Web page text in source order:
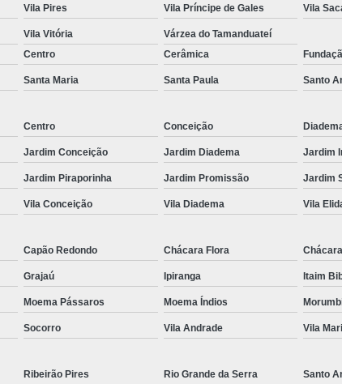
Espelho para
Vila Pires Vila Príncipe de Gales Vila
Vila Vitória
Várzea do Tamanduateí
Centro Cerâmica
Santa Maria Santa Paula Santo
Centro Conceição
Jardim Conceição Jardim Diadema Jardim
Jardim Piraporinha Jardim Promissão Jardim
Vila Conceição Vila Diadema Vila
Capão Redondo Chácara Flora
Grajaú Ipiranga Itaim
Moema Pássaros Moema Índios
Socorro Vila Andrade Vila
Ribeirão Pires Rio Grande da Serra Santo